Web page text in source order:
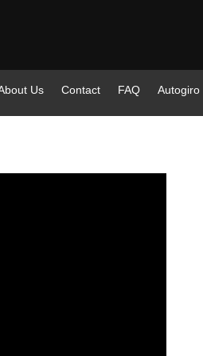
Us Contact FAQ Autogiro